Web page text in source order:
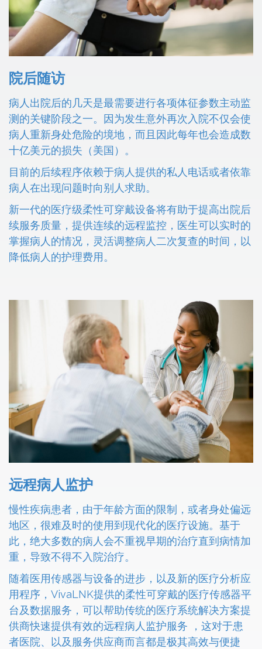
院后随访
病人出院后的几天是最需要进行各项体征参数主动监
测的关键阶段之一。因为发生意外再次入院不仅会使
病人重新身处危险的境地，而且因此每年也会造成数
十亿美元的损失（美国）。
目前的后续程序依赖于病人提供的私人电话或者依靠
病人在出现问题时向别人求助。
新一代的医疗级柔性可穿戴设备将有助于提高出院后
续服务质量，提供连续的远程监控，医生可以实时的
掌握病人的情况，灵活调整病人二次复查的时间，以
降低病人的护理费用。
远程病人监护
慢性疾病患者，由于年龄方面的限制，或者身处偏远
地区，很难及时的使用到现代化的医疗设施。基于
此， 绝大多数的病人会不重视早期的治疗直到病情加
重，导致不得不入院治疗。
随着医用传感器与设备的进步，以及新的医疗分析应
用程序，VivaLNK提供的柔性可穿戴的医疗传感器平
台及数据服务，可以帮助传统的医疗系统解决方案提
供商快速提供有效的远程病人监护服务 ，这对于患
者医院、以及服务供应商而言都是极其高效与便捷